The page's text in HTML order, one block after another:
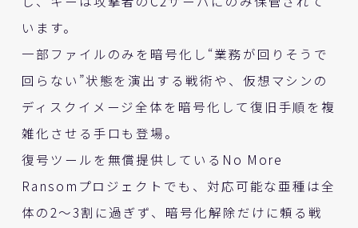
います。
一部ファイルのみを暗号化し“業務が回りそうで
回らない”状態を演出する戦術や、仮想マシンの
ディスクイメージ全体を暗号化して復旧手順を複
雑化させる手口も登場。
復号ツールを無償提供しているNo More
Ransomプロジェクトでも、対応可能な亜種は全
体の2～3割に過ぎず、暗号化解除だけに頼る戦